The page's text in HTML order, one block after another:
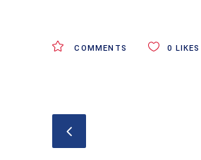
COMMENTS 0 LIKES